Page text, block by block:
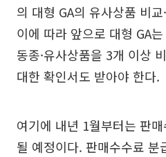
의 대형 GA의 유사상품 비
이에 따라 앞으로 대형 GA
동종·유사상품을 3개 이상
대한 확인서도 받아야 한다.
여기에 내년 1월부터는 판
될 예정이다. 판매수수료 분